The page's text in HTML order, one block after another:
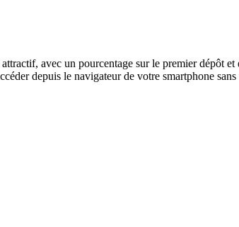
avec un pourcentage sur le premier dépôt
depuis le navigateur de votre smartphone